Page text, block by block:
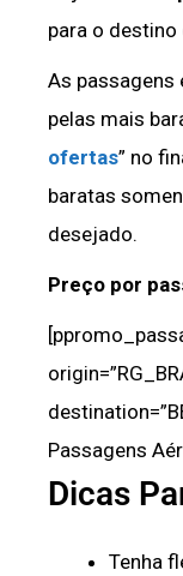
para o
As passagens
pelas mais
ofertas” no
baratas
desejado.
Preço por
Passagens
Dicas
Tenha